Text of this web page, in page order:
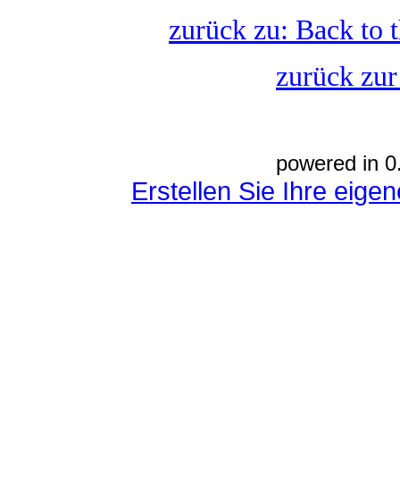
zurück zu: Back to
zurück
powered in
Erstellen Sie Ihre